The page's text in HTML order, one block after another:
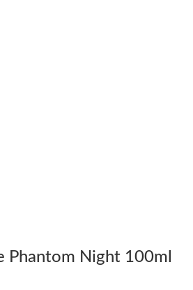
Phantom Night 100ml